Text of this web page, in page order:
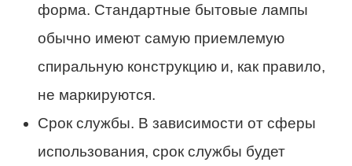
форма. Стандартные бытовые лампы
обычно имеют самую приемлемую
спиральную конструкцию и, как правило,
не маркируются.
Срок службы. В зависимости от сферы
использования, срок службы будет